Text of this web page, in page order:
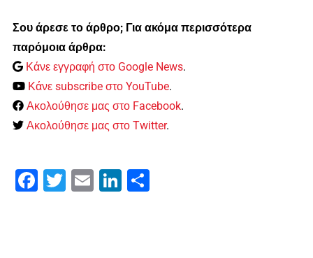
Σου άρεσε το άρθρο; Για ακόμα περισσότερα
παρόμοια άρθρα:
Κάνε εγγραφή στο Google News.
Κάνε subscribe στο YouTube.
Ακολούθησε μας στο Facebook.
Ακολούθησε μας στο Twitter.
Facebook
Twitter Email LinkedIn